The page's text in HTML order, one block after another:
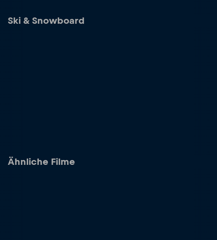
Ski & Snowboard
Ähnliche Filme